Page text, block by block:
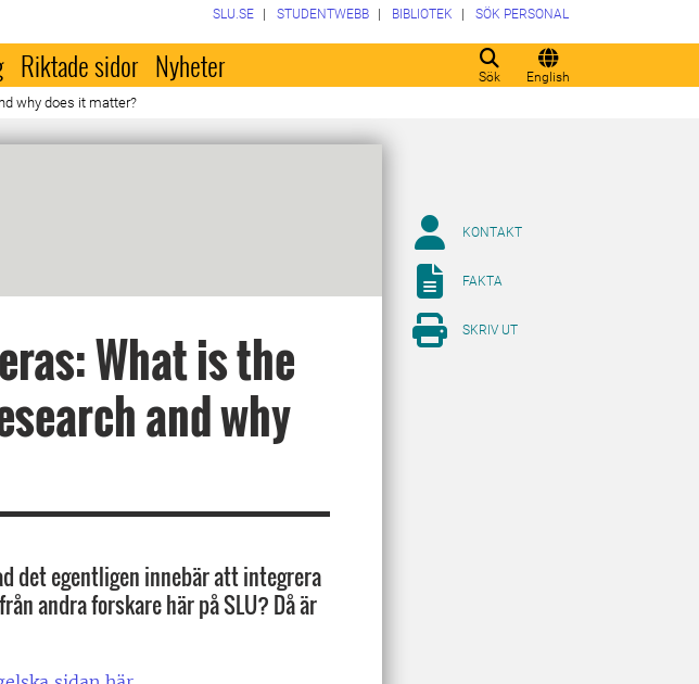
Sök English
SLU.SE STUDENTWEBB BIBLIOTEK SÖK PERSONAL
Riktade sidor Nyheter
why does it matter?
What is the
and why
det egentligen innebär att integrera
andra forskare här på SLU? Då är
KONTAKT
FAKTA
SKRIV UT